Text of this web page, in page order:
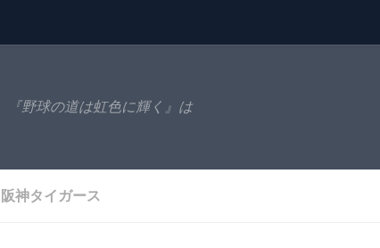
『野球の道は虹色に輝く』は
阪神タイガース